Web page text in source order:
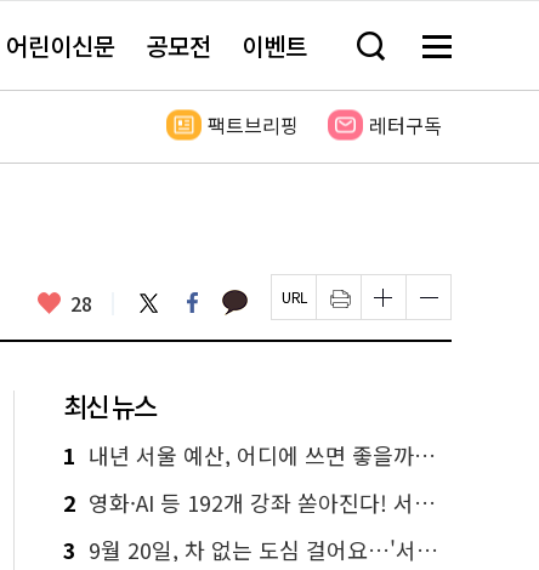
어린이신문 공모전 이벤트 검
창
기
메
전
보
팩트브리핑 레터구독
좋
요
28 트
위
터
페
이
스
카
카 페
이
지
인
쇄
하
글
자
크
하
기
글
자
크
하
최신 뉴스
1 내년 서울 예산, 어디에 쓰면 좋을까요? 온라인 투표
2 영화·AI 등 192개 강좌 쏟아진다! 서울시민대학 선착순 신청
3 9월 20일, 차 없는 도심 걸어요…'서울 걷자 페스티벌' 선착순 5천명